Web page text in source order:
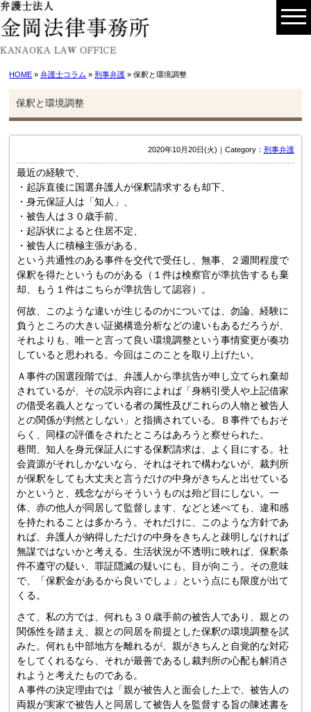
HOME »弁護士コラム »刑事弁護 » 保釈と環境調整
保釈と環境調整
2020年10月20日(火)｜Category： 刑事弁護
最近の経験で、
・起訴直後に国選弁護人が保釈請求するも却下、
・身元保証人は「知人」、
・被告人は３０歳手前、
・起訴状によると住居不定、
・被告人に積極主張がある、
という共通性のある事件を交代で受任し、無事、２週間程度で
保釈を得たというものがある（１件は検察官が準抗告するも棄
却、もう１件はこちらが準抗告して認容）。
何故、このような違いが生じるのかについては、勿論、経験に
負うところの大きい証拠構造分析などの違いもあるだろうが、
それよりも、唯一と言って良い環境調整という事情変更が奏功
していると思われる。今回はこのことを取り上げたい。
Ａ事件の国選段階では、弁護人から準抗告が申し立てられ棄却
されているが、その説示内容によれば「身柄引受人や上記借家
の借受名義人となっている者の属性及びこれらの人物と被告人
との関係が判然としない」と指摘されている。Ｂ事件でもおそ
らく、同様の評価をされたところはあろうと察せられた。
巷間、知人を身元保証人にする保釈請求は、よく目にする。社
会資源がそれしかないなら、それはそれで構わないが、裁判所
が保釈をしても大丈夫と言うだけの中身がきちんと出せている
かというと、残念ながらそういうものは殆ど目にしない。一
体、赤の他人が同居して監督します、などと述べても、違和感
を持たれることは多かろう。それだけに、このような方針であ
れば、弁護人が納得しただけの中身をきちんと疎明しなければ
無謀ではないかと考える。生活状況が不透明に映れば、保釈条
件不遵守の疑い、罪証隠滅の疑いにも、目が向こう。その意味
で、「保釈金があるから良いでしょ」という点にも限度が出て
くる。
さて、私の方では、何れも３０歳手前の被告人であり、親との
関係性を踏まえ、親との同居を前提とした保釈の環境調整を試
みた。何れも中部地方を離れるが、親がきちんと自覚的な対応
をしてくれるなら、それが最善であるし裁判所の心配も解消さ
れようと考えたものである。
Ａ事件の決定理由では「親が被告人と面会した上で、被告人の
両親が実家で被告人と同居して被告人を監督する旨の陳述書を